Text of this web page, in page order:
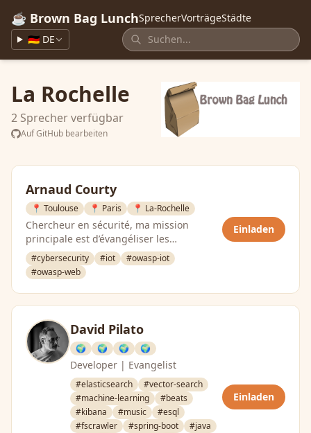
☕ Brown Bag LunchSprecherVorträgeStädte
🇩🇪 DE
La Rochelle
2 Sprecher verfügbar
Auf GitHub bearbeiten
Arnaud Courty
📍 Toulouse 📍 Paris 📍 La-Rochelle
Chercheur en sécurité, ma mission
principale est d’évangéliser les
entreprises pour une prise en compte
des …
#cybersecurity #iot
#owasp-iot
#owasp-web
Einladen
David Pilato
🌍 🌍 🌍 🌍
Developer | Evangelist
#elasticsearch
#vector-search
#machine-learning
#beats
#kibana
#music
#esql
#fscrawler
#spring-boot
#java
Einladen